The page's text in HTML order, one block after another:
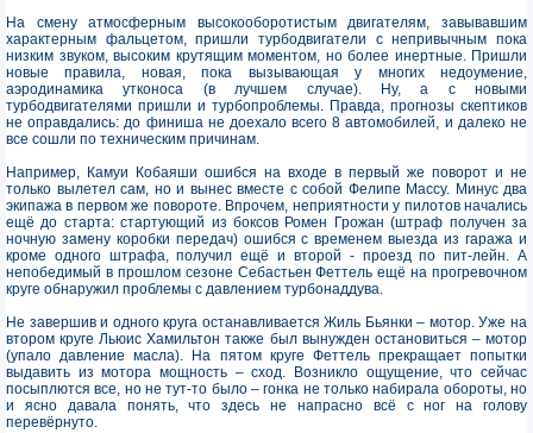
На смену атмосферным высокооборотистым двигателям, завывавшим
характерным фальцетом, пришли турбодвигатели с непривычным пока
низким звуком, высоким крутящим моментом, но более инертные. Пришли
новые правила, новая, пока вызывающая у многих недоумение,
аэродинамика утконоса (в лучшем случае). Ну, а с новыми
турбодвигателями пришли и турбопроблемы. Правда, прогнозы скептиков
не оправдались: до финиша не доехало всего 8 автомобилей, и далеко не
все сошли по техническим причинам.
Например, Камуи Кобаяши ошибся на входе в первый же поворот и не
только вылетел сам, но и вынес вместе с собой Фелипе Массу. Минус два
экипажа в первом же повороте. Впрочем, неприятности у пилотов начались
ещё до старта: стартующий из боксов Ромен Грожан (штраф получен за
ночную замену коробки передач) ошибся с временем выезда из гаража и
кроме одного штрафа, получил ещё и второй - проезд по пит-лейн. А
непобедимый в прошлом сезоне Себастьен Феттель ещё на прогревочном
круге обнаружил проблемы с давлением турбонаддува.
Не завершив и одного круга останавливается Жиль Бьянки – мотор. Уже на
втором круге Льюис Хамильтон также был вынужден остановиться – мотор
(упало давление масла). На пятом круге Феттель прекращает попытки
выдавить из мотора мощность – сход. Возникло ощущение, что сейчас
посыплются все, но не тут-то было – гонка не только набирала обороты, но
и ясно давала понять, что здесь не напрасно всё с ног на голову
перевёрнуто.